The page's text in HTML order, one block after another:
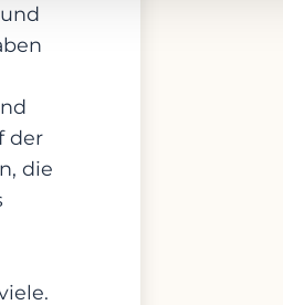
der
die